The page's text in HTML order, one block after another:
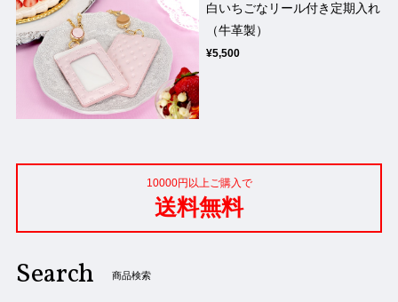
白いちごなリール付き定期入れ
（牛革製）
¥5,500
10000円以上ご購入で
送料無料
Search 商品検索